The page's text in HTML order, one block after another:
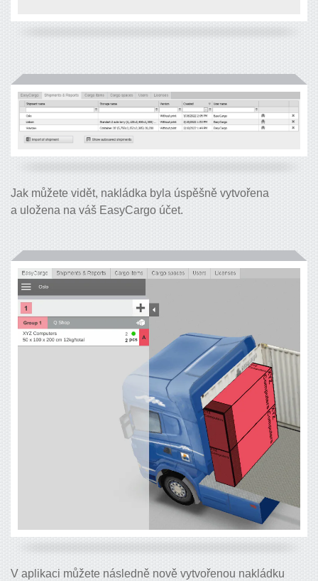
Jak můžete vidět, nakládka byla úspěšně vytvořena
a uložena na váš EasyCargo účet.
V aplikaci můžete následně nově vytvořenou nakládku